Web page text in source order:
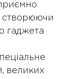
створюючи
гаджета
великих